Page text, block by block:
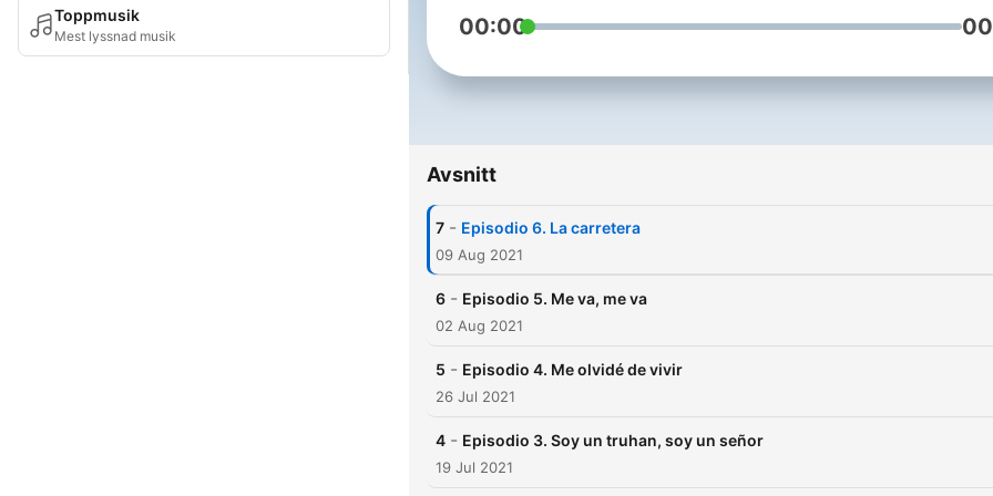
Toppmusik
Mest lyssnad musik 00:00
Avsnitt
7 - Episodio 6. La carretera
09 Aug 2021
6 - Episodio 5. Me va, me va
02 Aug 2021
5 - Episodio 4. Me olvidé de vivir
26 Jul 2021
4 - Episodio 3. Soy un truhan, soy un señor
19 Jul 2021